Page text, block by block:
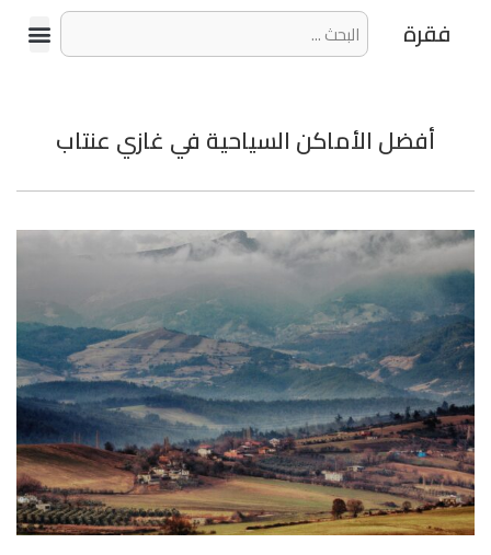
فقرة
أفضل الأماكن السياحية في غازي عنتاب